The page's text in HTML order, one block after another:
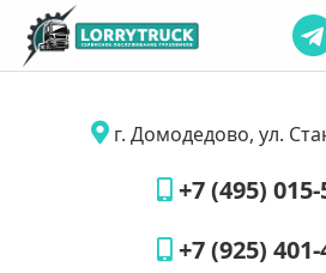
г. Домодедово, ул.
+7 (495)
+7 (925)